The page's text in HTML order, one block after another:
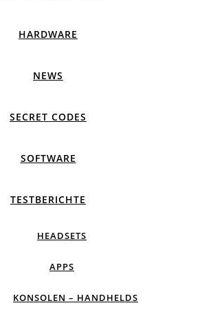
HARDWARE
NEWS
SECRET CODES
SOFTWARE
TESTBERICHTE
HEADSETS
APPS
KONSOLEN – HANDHELDS